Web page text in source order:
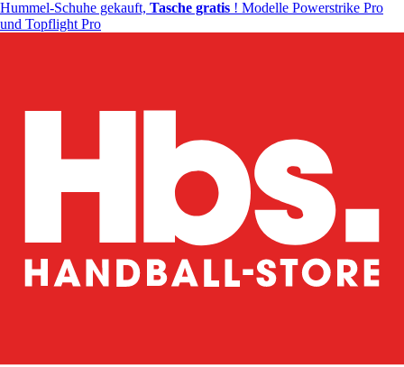
Hummel-Schuhe gekauft, Tasche gratis ! Modelle Powerstrike Pro
und Topflight Pro